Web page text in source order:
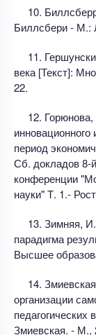
10.
Биллсбери - М.:
11.
века [Текст]:
22.
12.
инновационного
период
Сб. докладов 8-
конференции
науки" Т. 1.-
13. Зимняя,
парадигма
Высшее
14.
организации
педагогических
Змиевская. - М.,